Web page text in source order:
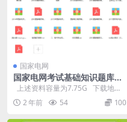
国家电网
国家电网考试基础知识题库等
（7.75G）
上述资料容量为7.75G 下载地
址：
2 年前 54 100